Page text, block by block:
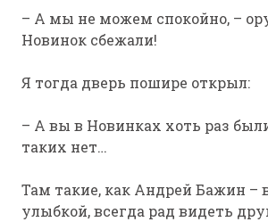
– А мы не можем спокойно, –
Новинок сбежали!
Я тогда дверь пошире открыл:
– А вы в Новинках хоть раз
таких нет…
Там такие, как Андрей Бажин –
улыбкой, всегда рад видеть